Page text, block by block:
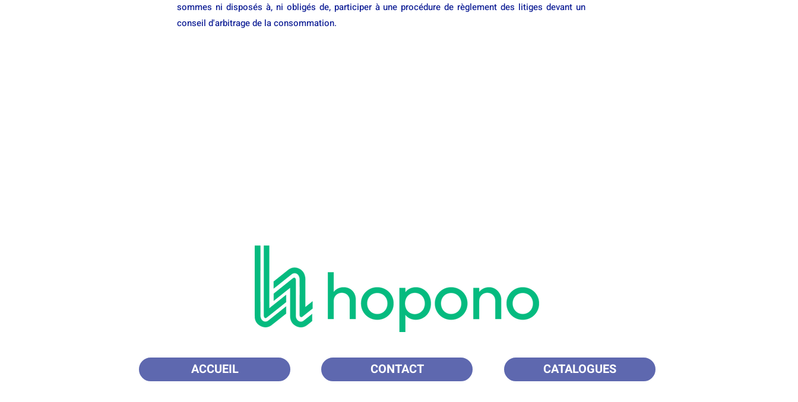
sommes ni disposés à, ni obligés de, participer à une procédure de règlement des litiges devant un
conseil d'arbitrage de la consommation.
ACCUEIL CONTACT CATALOGUES